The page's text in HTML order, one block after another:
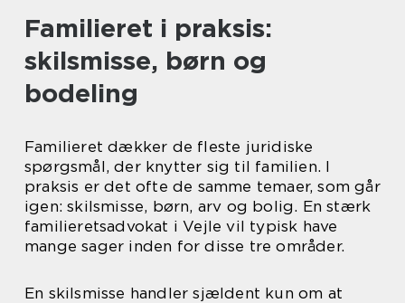
Familieret i praksis:
skilsmisse, børn og
bodeling
Familieret dækker de fleste juridiske
spørgsmål, der knytter sig til familien. I
praksis er det ofte de samme temaer, som går
igen: skilsmisse, børn, arv og bolig. En stærk
familieretsadvokat i Vejle vil typisk have
mange sager inden for disse tre områder.
En skilsmisse handler sjældent kun om at